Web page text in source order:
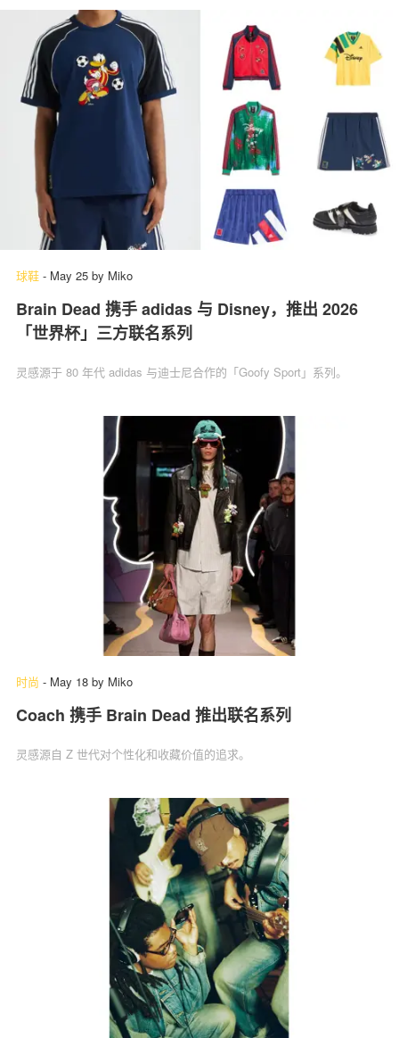
球鞋 - May 25 by Miko
Brain Dead 携手 adidas 与 Disney，推出 2026
「世界杯」三方联名系列
灵感源于 80 年代 adidas 与迪士尼合作的「Goofy Sport」系列。
时尚 - May 18 by Miko
Coach 携手 Brain Dead 推出联名系列
灵感源自 Z 世代对个性化和收藏价值的追求。